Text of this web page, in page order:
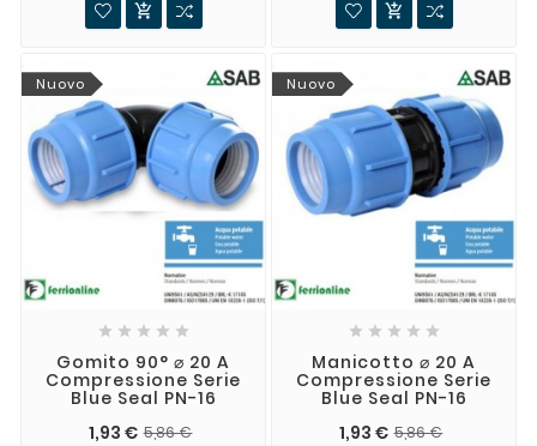
 
Nuovo
    
Gomito 90° ⌀ 20 A
Compressione Serie
Blue Seal PN-16
1,93 € 5,86 €
Nuovo
    
Manicotto ⌀ 20 A
Compressione Serie
Blue Seal PN-16
1,93 € 5,86 €